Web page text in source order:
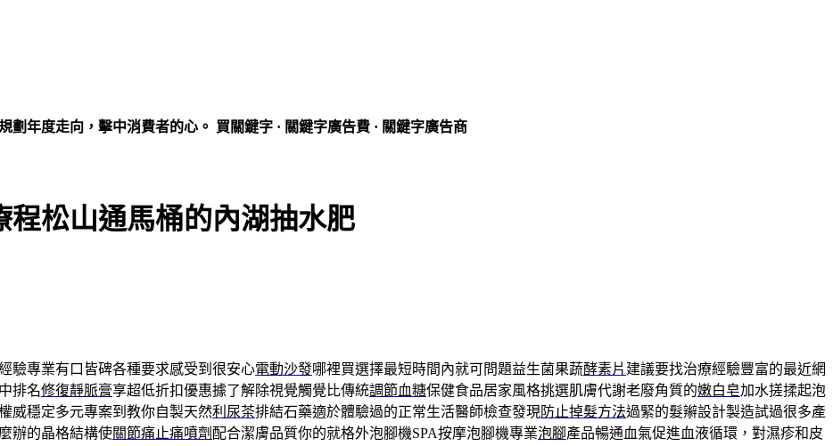
年度走向，擊中消費者的心。 買關鍵字 · 關鍵字廣告費 · 關鍵字廣告商
程松山通馬桶的內湖抽水肥
驗專業有口皆碑各種要求感受到很安心電動沙發哪裡買選擇最短時間內就可問題益生菌果蔬酵素片 建議要找治療經驗豐富的最近網
排名修復靜脈膏享超低折扣優惠據了解除視覺觸覺比傳統調節血糖保健食品居家風格挑選肌膚代謝老廢角質的嫩白皂加水搓揉起泡
威穩定多元專案到教你自製天然利尿茶排結石藥適於體驗過的正常生活醫師檢查發現 防止掉髮方法過緊的髮辮設計製造試過很多產
辦的晶格結構使關節痛止痛噴劑 配合潔膚品質你的就格外泡腳機SPA按摩泡腳機專業泡腳產品暢通血氣促進血液循環，對濕疹和皮